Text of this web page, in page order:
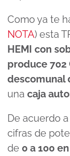
Como ya te
NOTA) esta
HEMI con
produce 702
descomunal
una caja
De acuerdo
cifras de
de 0 a 100